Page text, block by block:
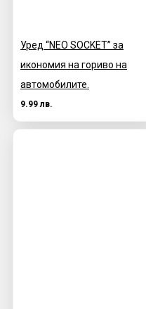
Уред “NEO SOCKET” за
икономия на гориво на
автомобилите.
9.99 лв.